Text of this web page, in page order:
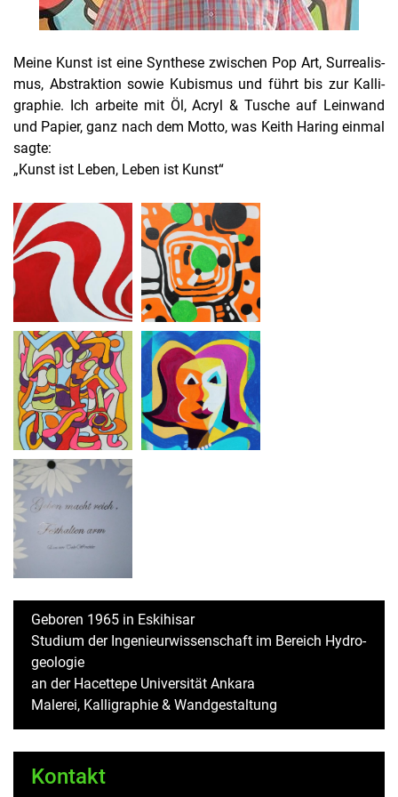
Meine Kunst ist eine Syn­the­se zwi­schen Pop Art, Sur­rea­lis­
mus, Abs­trak­ti­on sowie Ku­bis­mus und führt bis zur Kal­li­
gra­phie. Ich ar­bei­te mit Öl, Acryl & Tu­sche auf Lein­wand
und Pa­pier, ganz nach dem Motto, was Keith Ha­ring ein­mal
sagte:
„Kunst ist Leben, Leben ist Kunst“
Ge­bo­ren 1965 in Es­ki­hi­sar
Stu­di­um der In­ge­nieur­wis­sen­schaft im Be­reich Hy­dro­
geo­lo­gie
an der Ha­cet­te­pe Uni­ver­si­tät An­ka­ra
Ma­le­rei, Kal­li­gra­phie & Wand­ge­stal­tung
Kon­takt